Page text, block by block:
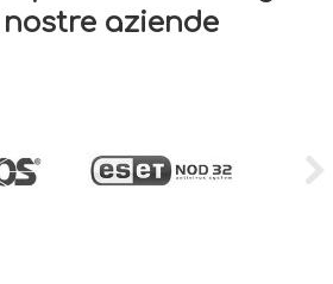
aziende